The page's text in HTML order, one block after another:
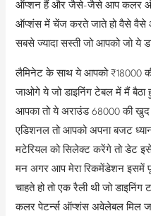
ऑप्शन हैं और जैसे-जैसे आप कलर
ऑप्शंस में चेंज करते जाते हो वैसे वैसे
सबसे ज्यादा सस्ती जो आपको जो ये
लैमिनेट के साथ ये आपको ₹18000
जाओगे ये जो डाइनिंग टेबल में मैं
आपका तो ये अराउंड 68000 की खुद
एडिशनल तो आपको अपना बजट
मटेरियल को सिलेक्ट करेंगे तो डेट
मन अगर आप मेरा रिकमेंडेशन इसमें
चाहते हो तो एक रैली थी जो डाइनिंग
कलर पेटर्न्स ऑप्शंस अवेलेबल मिल